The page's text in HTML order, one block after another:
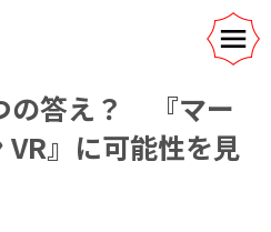
の答え？ 『マー
』に可能性を見